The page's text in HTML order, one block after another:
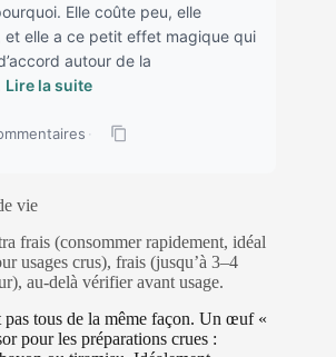
Elle coûte peu, elle
et elle a ce petit effet magique qui
autour de la
Lire la suite
·
vie
frais (consommer rapidement, idéal
usages crus), frais (jusqu’à 3–4
au-delà vérifier avant usage.
tous de la même façon. Un œuf «
pour les préparations crues :